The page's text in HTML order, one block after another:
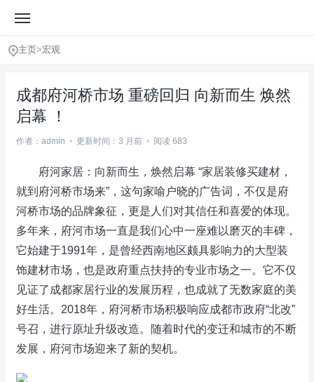
主页>宏观
成都府河桥市场 重磅回归 向新而生 焕然
启幕 ！
作者：admin • 更新时间：3 月前 • 阅读 683
府河家居：向新而生，焕然启幕 “家居装修买建材，
就到府河桥市场来”，这句家喻户晓的广告词，不仅是府
河桥市场的品牌象征，更是人们对其信任和喜爱的体现。
多年来，府河市场一直是我们心中一座难以磨灭的丰碑，
它始建于1991年，是曾经西南地区颇具影响力的大型装
饰建材市场，也是政府重点扶持的专业市场之一。它不仅
见证了成都家居行业的发展历程，也成就了无数家庭的美
好生活。2018年，府河桥市场积极响应成都市政府“北改”
号召，进行原址升级改造。随着时代的变迁和城市的不断
发展，府河市场迎来了新的契机。